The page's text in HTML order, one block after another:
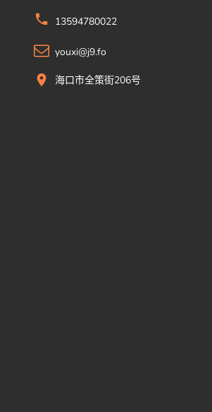
13594780022
youxi@j9.fo
海口市全策街206号